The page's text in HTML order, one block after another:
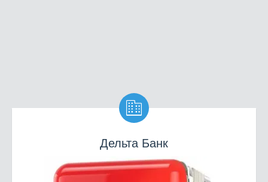

Дельта Банк